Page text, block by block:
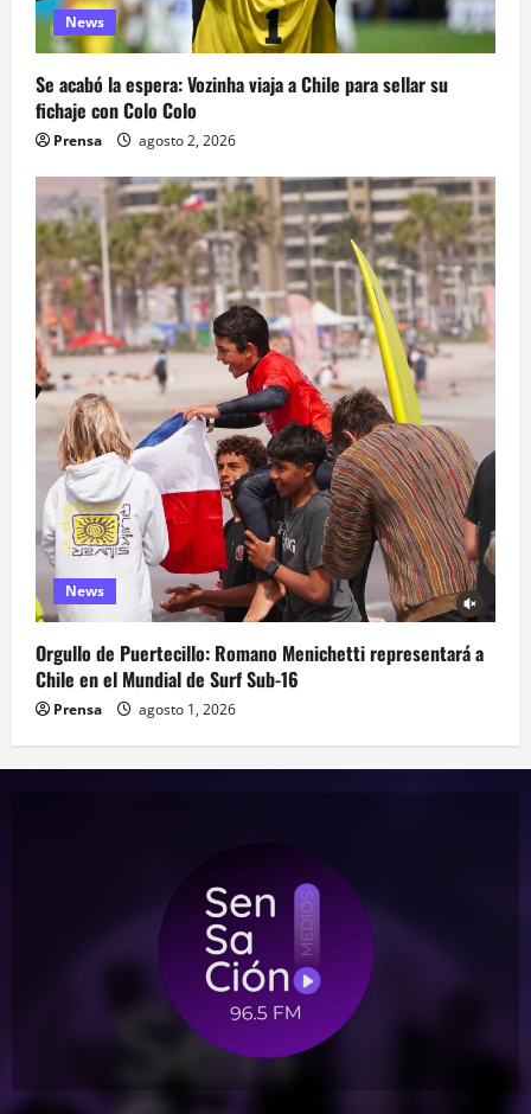
News
Se acabó la espera: Vozinha viaja a Chile para sellar su
fichaje con Colo Colo
Prensa agosto 2, 2026
News
Orgullo de Puertecillo: Romano Menichetti representará a
Chile en el Mundial de Surf Sub-16
Prensa agosto 1, 2026